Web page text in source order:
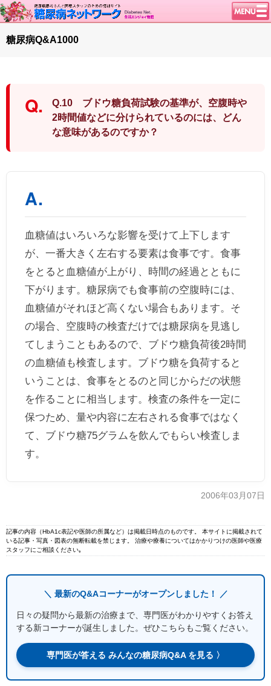
トップページ
糖尿病のきほん
血糖トレンド
特集・連載 一覧へ
1型ライフ
糖尿病Q&A1000
Q.10 ブドウ糖負荷試験の基準が、空腹時や
2時間値などに分けられているのには、どん
な意味があるのですか？
血糖値はいろいろな影響を受けて上下します
が、一番大きく左右する要素は食事です。食事
をとると血糖値が上がり、時間の経過とともに
下がります。糖尿病でも食事前の空腹時には、
血糖値がそれほど高くない場合もあります。そ
の場合、空腹時の検査だけでは糖尿病を見逃し
てしまうこともあるので、ブドウ糖負荷後2時間
の血糖値も検査します。ブドウ糖を負荷すると
いうことは、食事をとるのと同じからだの状態
を作ることに相当します。検査の条件を一定に
保つため、量や内容に左右される食事ではなく
て、ブドウ糖75グラムを飲んでもらい検査しま
す。
2006年03月07日
記事の内容（HbA1c表記や医師の所属など）は掲載日時点のものです。 本サイトに掲載されて
いる記事・写真・図表の無断転載を禁じます。 治療や療養についてはかかりつけの医師や医療
スタッフにご相談ください｡
＼ 最新のQ&Aコーナーがオープンしました！ ／
日々の疑問から最新の治療まで、専門医がわかりやすくお答え
する新コーナーが誕生しました。ぜひこちらもご覧ください。
専門医が答える みんなの糖尿病Q&A を見る 〉